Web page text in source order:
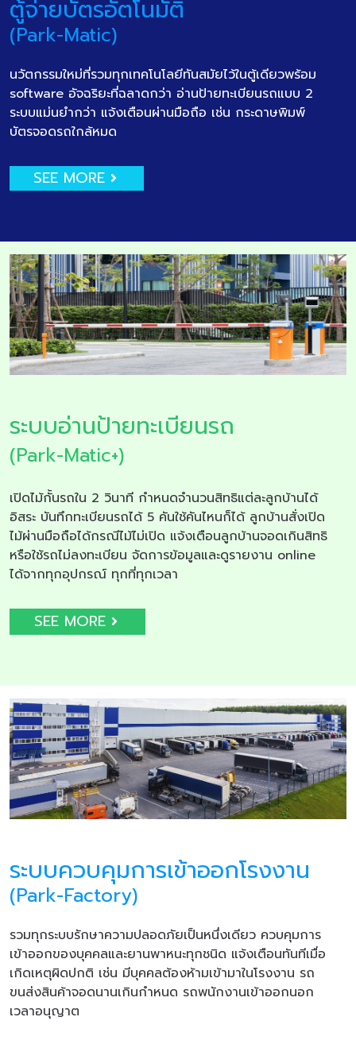
ตู้จ่ายบัตรอัตโนมัติ
(Park-Matic)
นวัตกรรมใหม่ที่รวมทุกเทคโนโลยีทันสมัยไว้ในตู้เดียวพร้อม
software อัจฉริยะที่ฉลาดกว่า อ่านป้ายทะเบียนรถแบบ 2
ระบบแม่นยำกว่า แจ้งเตือนผ่านมือถือ เช่น กระดาษพิมพ์
บัตรจอดรถใกล้หมด
SEE MORE
ระบบอ่านป้ายทะเบียนรถ
(Park-Matic+)
เปิดไม้กั้นรถใน 2 วินาที กำหนดจำนวนสิทธิแต่ละลูกบ้านได้
อิสระ บันทึกทะเบียนรถได้ 5 คันใช้คันไหนก็ได้ ลูกบ้านสั่งเปิด
ไม้ผ่านมือถือได้กรณีไม้ไม่เปิด แจ้งเตือนลูกบ้านจอดเกินสิทธิ
หรือใช้รถไม่ลงทะเบียน จัดการข้อมูลและดูรายงาน online
ได้จากทุกอุปกรณ์ ทุกที่ทุกเวลา
SEE MORE
ระบบควบคุมการเข้าออกโรงงาน
(Park-Factory)
รวมทุกระบบรักษาความปลอดภัยเป็นหนึ่งเดียว ควบคุมการ
เข้าออกของบุคคลและยานพาหนะทุกชนิด แจ้งเตือนทันทีเมื่อ
เกิดเหตุผิดปกติ เช่น มีบุคคลต้องห้ามเข้ามาในโรงงาน รถ
ขนส่งสินค้าจอดนานเกินกำหนด รถพนักงานเข้าออกนอก
เวลาอนุญาต